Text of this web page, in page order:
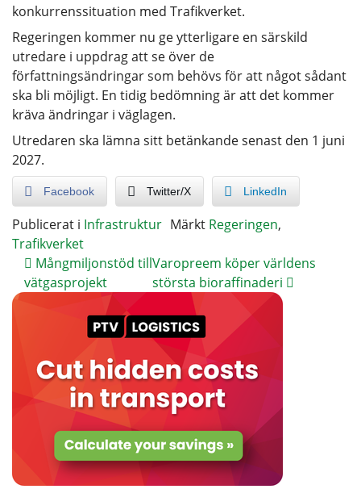
konkurrenssituation med Trafikverket.
Regeringen kommer nu ge ytterligare en särskild
utredare i uppdrag att se över de
författningsändringar som behövs för att något sådant
ska bli möjligt. En tidig bedömning är att det kommer
kräva ändringar i väglagen.
Utredaren ska lämna sitt betänkande senast den 1 juni
2027.
Facebook Twitter/X LinkedIn
Publicerat i Infrastruktur Märkt Regeringen,
Trafikverket
Mångmiljonstöd till
vätgasprojekt
Varopreem köper världens
största bioraffinaderi